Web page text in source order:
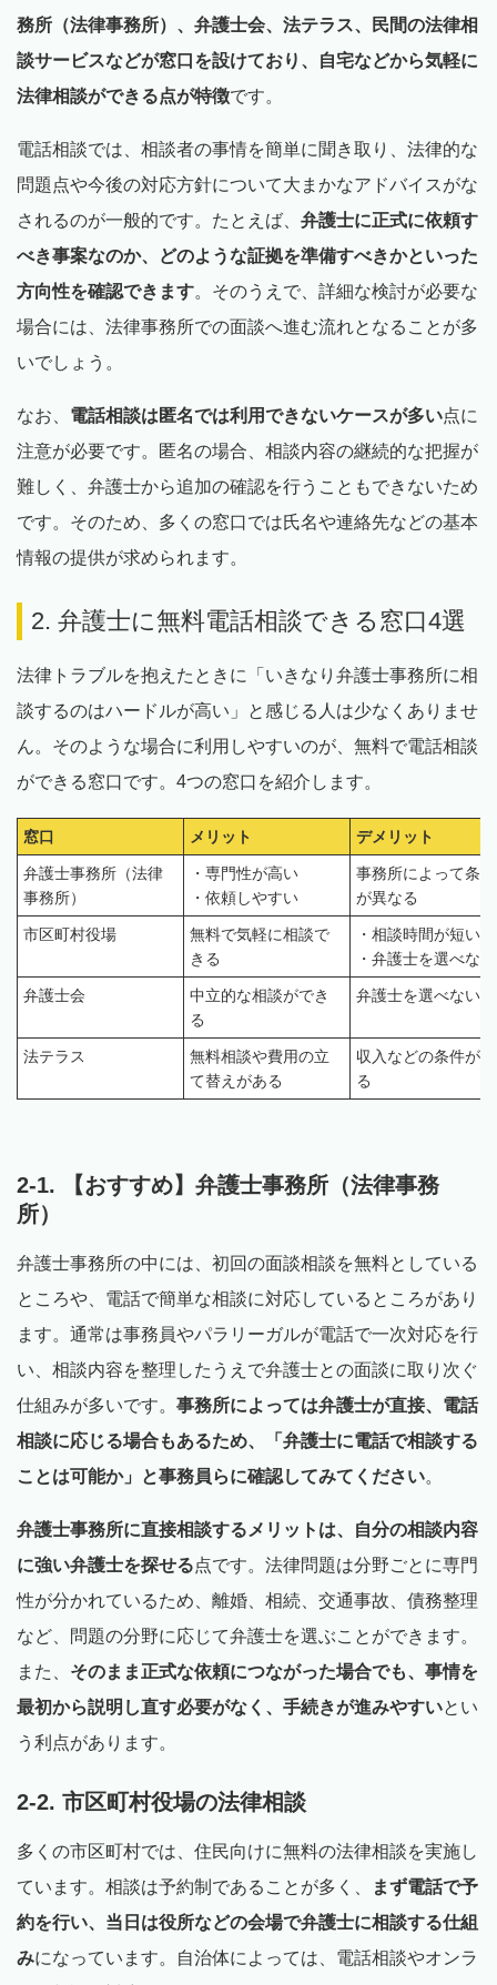
務所（法律事務所）、弁護士会、法テラス、民間の法律相
談サービスなどが窓口を設けており、自宅などから気軽に
法律相談ができる点が特徴です。
電話相談では、相談者の事情を簡単に聞き取り、法律的な
問題点や今後の対応方針について大まかなアドバイスがな
されるのが一般的です。たとえば、 弁護士に正式に依頼す
べき事案なのか、どのような証拠を準備すべきかといった
方向性を確認できます。そのうえで、詳細な検討が必要な
場合には、法律事務所での面談へ進む流れとなることが多
いでしょう。
なお、 電話相談は匿名では利用できないケースが多い点に
注意が必要です。匿名の場合、相談内容の継続的な把握が
難しく、弁護士から追加の確認を行うこともできないため
です。そのため、多くの窓口では氏名や連絡先などの基本
情報の提供が求められます。
2. 弁護士に無料電話相談できる窓口4選
法律トラブルを抱えたときに「いきなり弁護士事務所に相
談するのはハードルが高い」と感じる人は少なくありませ
ん。そのような場合に利用しやすいのが、無料で電話相談
ができる窓口です。4つの窓口を紹介します。
窓口 メリット デメリット
弁護士事務所（法律
事務所）
・専門性が高い
・依頼しやすい
事務所によって条件
が異なる
市区町村役場
無料で気軽に相談で
きる
・相談時間が短い
・弁護士を選べな
弁護士会
中立的な相談ができ
る
弁護士を選べない
法テラス
無料相談や費用の立
て替えがある
収入などの条件があ
る
2-1. 【おすすめ】弁護士事務所（法律事務
所）
弁護士事務所の中には、初回の面談相談を無料としている
ところや、電話で簡単な相談に対応しているところがあり
ます。通常は事務員やパラリーガルが電話で一次対応を行
い、相談内容を整理したうえで弁護士との面談に取り次ぐ
仕組みが多いです。 事務所によっては弁護士が直接、電話
相談に応じる場合もあるため、「弁護士に電話で相談する
ことは可能か」と事務員らに確認してみてください。
弁護士事務所に直接相談するメリットは、自分の相談内容
に強い弁護士を探せる点です。法律問題は分野ごとに専門
性が分かれているため、離婚、相続、交通事故、債務整理
など、問題の分野に応じて弁護士を選ぶことができます。
また、 そのまま正式な依頼につながった場合でも、事情を
最初から説明し直す必要がなく、手続きが進みやすいとい
う利点があります。
2-2. 市区町村役場の法律相談
多くの市区町村では、住民向けに無料の法律相談を実施し
ています。相談は予約制であることが多く、
まず電話で予
約を行い、当日は役所などの会場で弁護士に相談する仕組
みになっています。自治体によっては、電話相談やオンラ